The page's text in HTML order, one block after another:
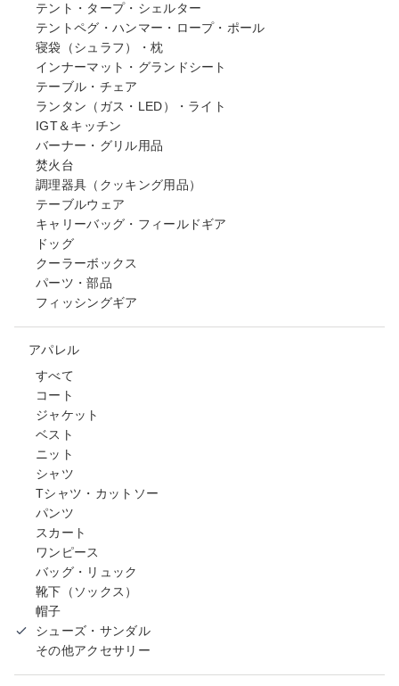
テント・タープ・シェルター
テントペグ・ハンマー・ロープ・ポール
寝袋（シュラフ）・枕
インナーマット・グランドシート
テーブル・チェア
ランタン（ガス・LED）・ライト
IGT＆キッチン
バーナー・グリル用品
焚火台
調理器具（クッキング用品）
テーブルウェア
キャリーバッグ・フィールドギア
ドッグ
クーラーボックス
パーツ・部品
フィッシングギア
アパレル
すべて
コート
ジャケット
ベスト
ニット
シャツ
Tシャツ・カットソー
パンツ
スカート
ワンピース
バッグ・リュック
靴下（ソックス）
帽子
シューズ・サンダル
その他アクセサリー